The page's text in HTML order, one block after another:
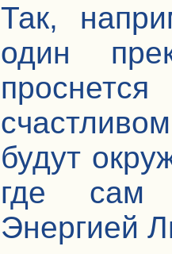
Так,
один
будут
где сам
Энергией